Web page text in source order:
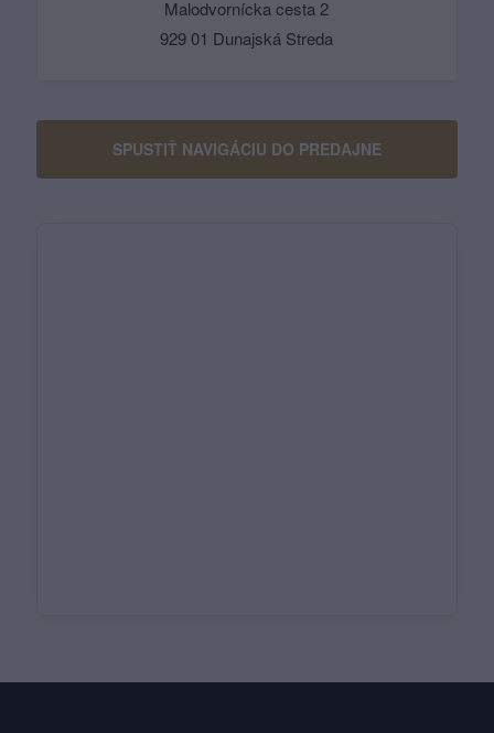
Malodvornícka cesta 2
929 01 Dunajská Streda
SPUSTIŤ NAVIGÁCIU DO PREDAJNE